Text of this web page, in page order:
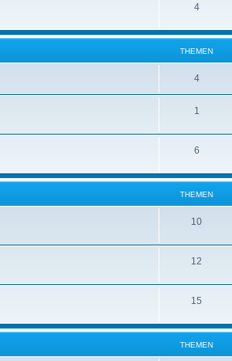
4
THEMEN
4
1
6
THEMEN
10
12
15
THEMEN